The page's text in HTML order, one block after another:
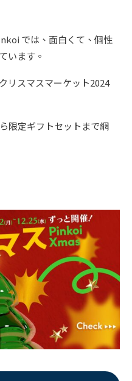
では、面白くて、個性
います。
リスマスマーケット2024
限定ギフトセットまで網